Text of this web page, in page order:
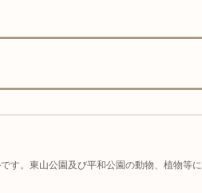
す。東山公園及び平和公園の動物、植物等に